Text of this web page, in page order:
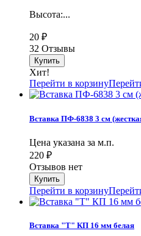
Высота:...
20 ₽
32 Отзывы
Хит!
Перейти в корзину
Вставка ПФ-6838 3 см
Цена указана за м.п.
220 ₽
Отзывов нет
Перейти в корзину
Вставка "Т" КП 16 мм белая